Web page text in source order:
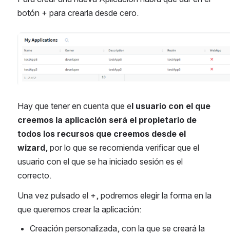
botón + para crearla desde cero.
Abrir
Hay que tener en cuenta que el usuario con el que
creemos la aplicación será el propietario de
todos los recursos que creemos desde el
wizard, por lo que se recomienda verificar que el
usuario con el que se ha iniciado sesión es el
correcto.
Una vez pulsado el +, podremos elegir la forma en la
que queremos crear la aplicación:
Creación personalizada, con la que se creará la